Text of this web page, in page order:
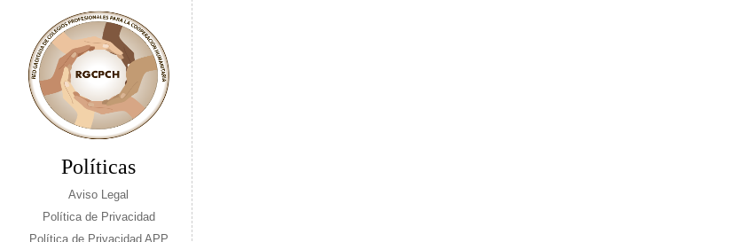
Políticas
Aviso Legal
Política de Privacidad
Política de Privacidad APP